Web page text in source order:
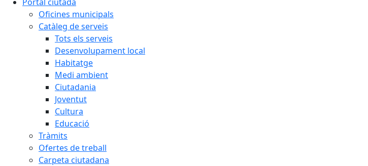
Oficines municipals
Catàleg de serveis
Tots els serveis
Desenvolupament local
Habitatge
Medi ambient
Ciutadania
Joventut
Cultura
Educació
Tràmits
Ofertes de treball
Carpeta ciutadana